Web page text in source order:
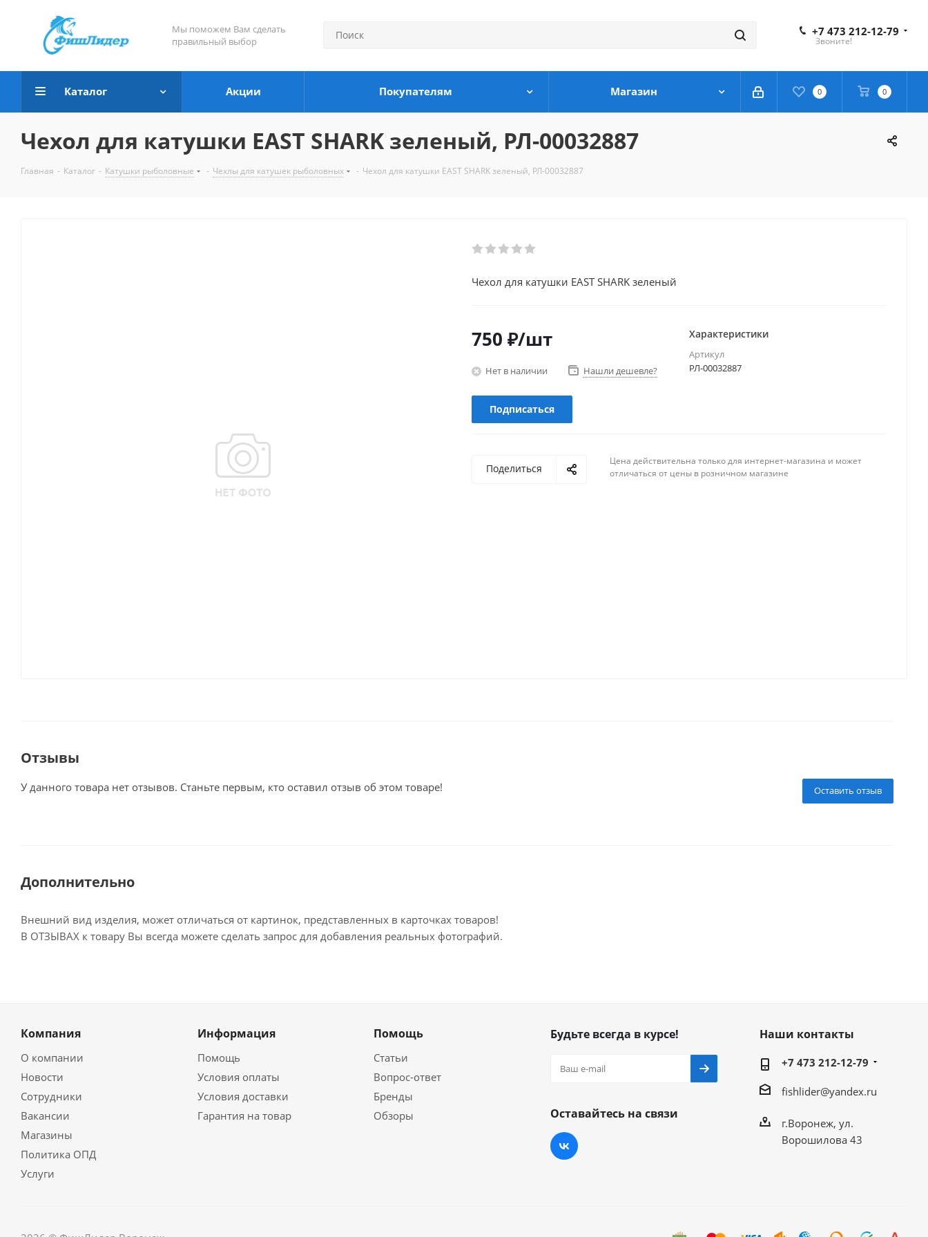
Мы поможем Вам сделать
правильный выбор
+7 473 212-12-79
Звоните!
0 0
Каталог Акции Покупателям Магазин
Чехол для катушки EAST SHARK зеленый, РЛ-00032887
Главная - Каталог - Катушки рыболовные - Чехлы для катушек рыболовных - Чехол для катушки EAST SHARK зеленый, РЛ-00032887
Чехол для катушки EAST SHARK зеленый
750 ₽/шт
Нет в наличии Нашли дешевле?
Подписаться
Характеристики
Артикул
РЛ-00032887
Поделиться
Цена действительна только для интернет-магазина и может
отличаться от цены в розничном магазине
Отзывы
Оставить отзыв
У данного товара нет отзывов. Станьте первым, кто оставил отзыв об этом товаре!
Дополнительно
Внешний вид изделия, может отличаться от картинок, представленных в карточках товаров!
В ОТЗЫВАХ к товару Вы всегда можете сделать запрос для добавления реальных фотографий.
Компания
О компании
Новости
Сотрудники
Вакансии
Магазины
Политика ОПД
Услуги
Информация
Помощь
Условия оплаты
Условия доставки
Гарантия на товар
Помощь
Статьи
Вопрос-ответ
Бренды
Обзоры
Будьте всегда в курсе!
Оставайтесь на связи
Наши контакты
+7 473 212-12-79
fishlider@yandex.ru
г.Воронеж, ул.
Ворошилова 43